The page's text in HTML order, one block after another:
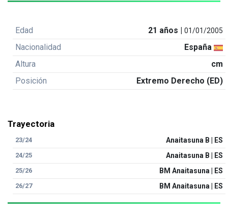
Edad 21 años |01/01/2005
Nacionalidad
España
Altura
cm
Posición
Extremo Derecho (ED)
Trayectoria
23/24 Anaitasuna B | ES
24/25 Anaitasuna B | ES
25/26 BM Anaitasuna | ES
26/27 BM Anaitasuna | ES